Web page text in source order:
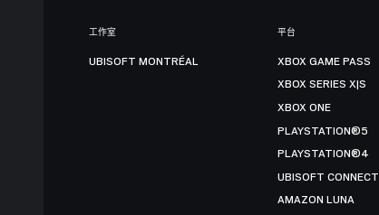
工作室
UBISOFT MONTRÉAL
平台
XBOX GAME PASS
XBOX SERIES X|S
XBOX ONE
PLAYSTATION®5
PLAYSTATION®4
UBISOFT CONNECT
AMAZON LUNA